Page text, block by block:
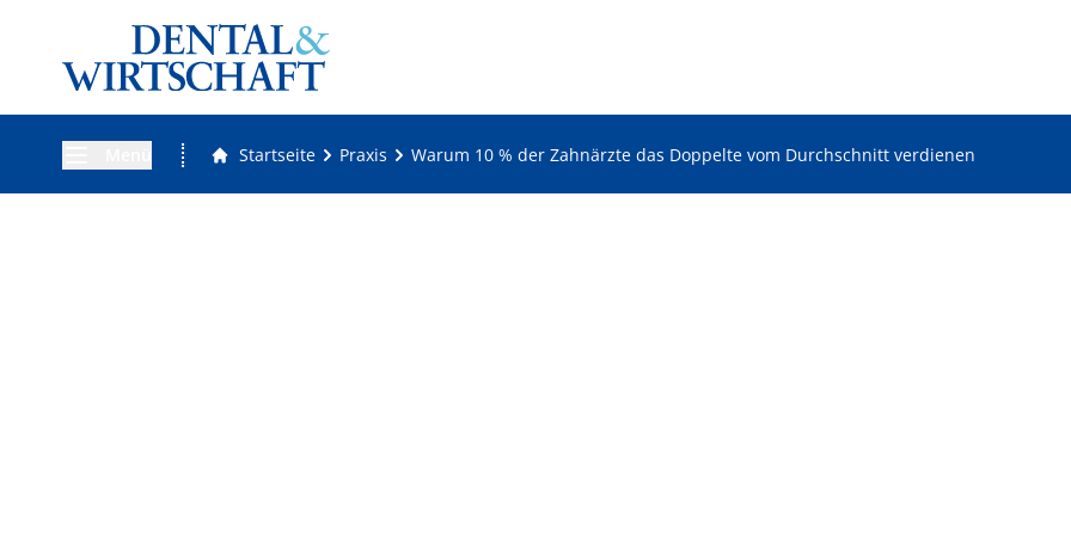
Startseite Praxis Warum 10 % der Zahnärzte das Doppelte vom Durchschnitt verdienen